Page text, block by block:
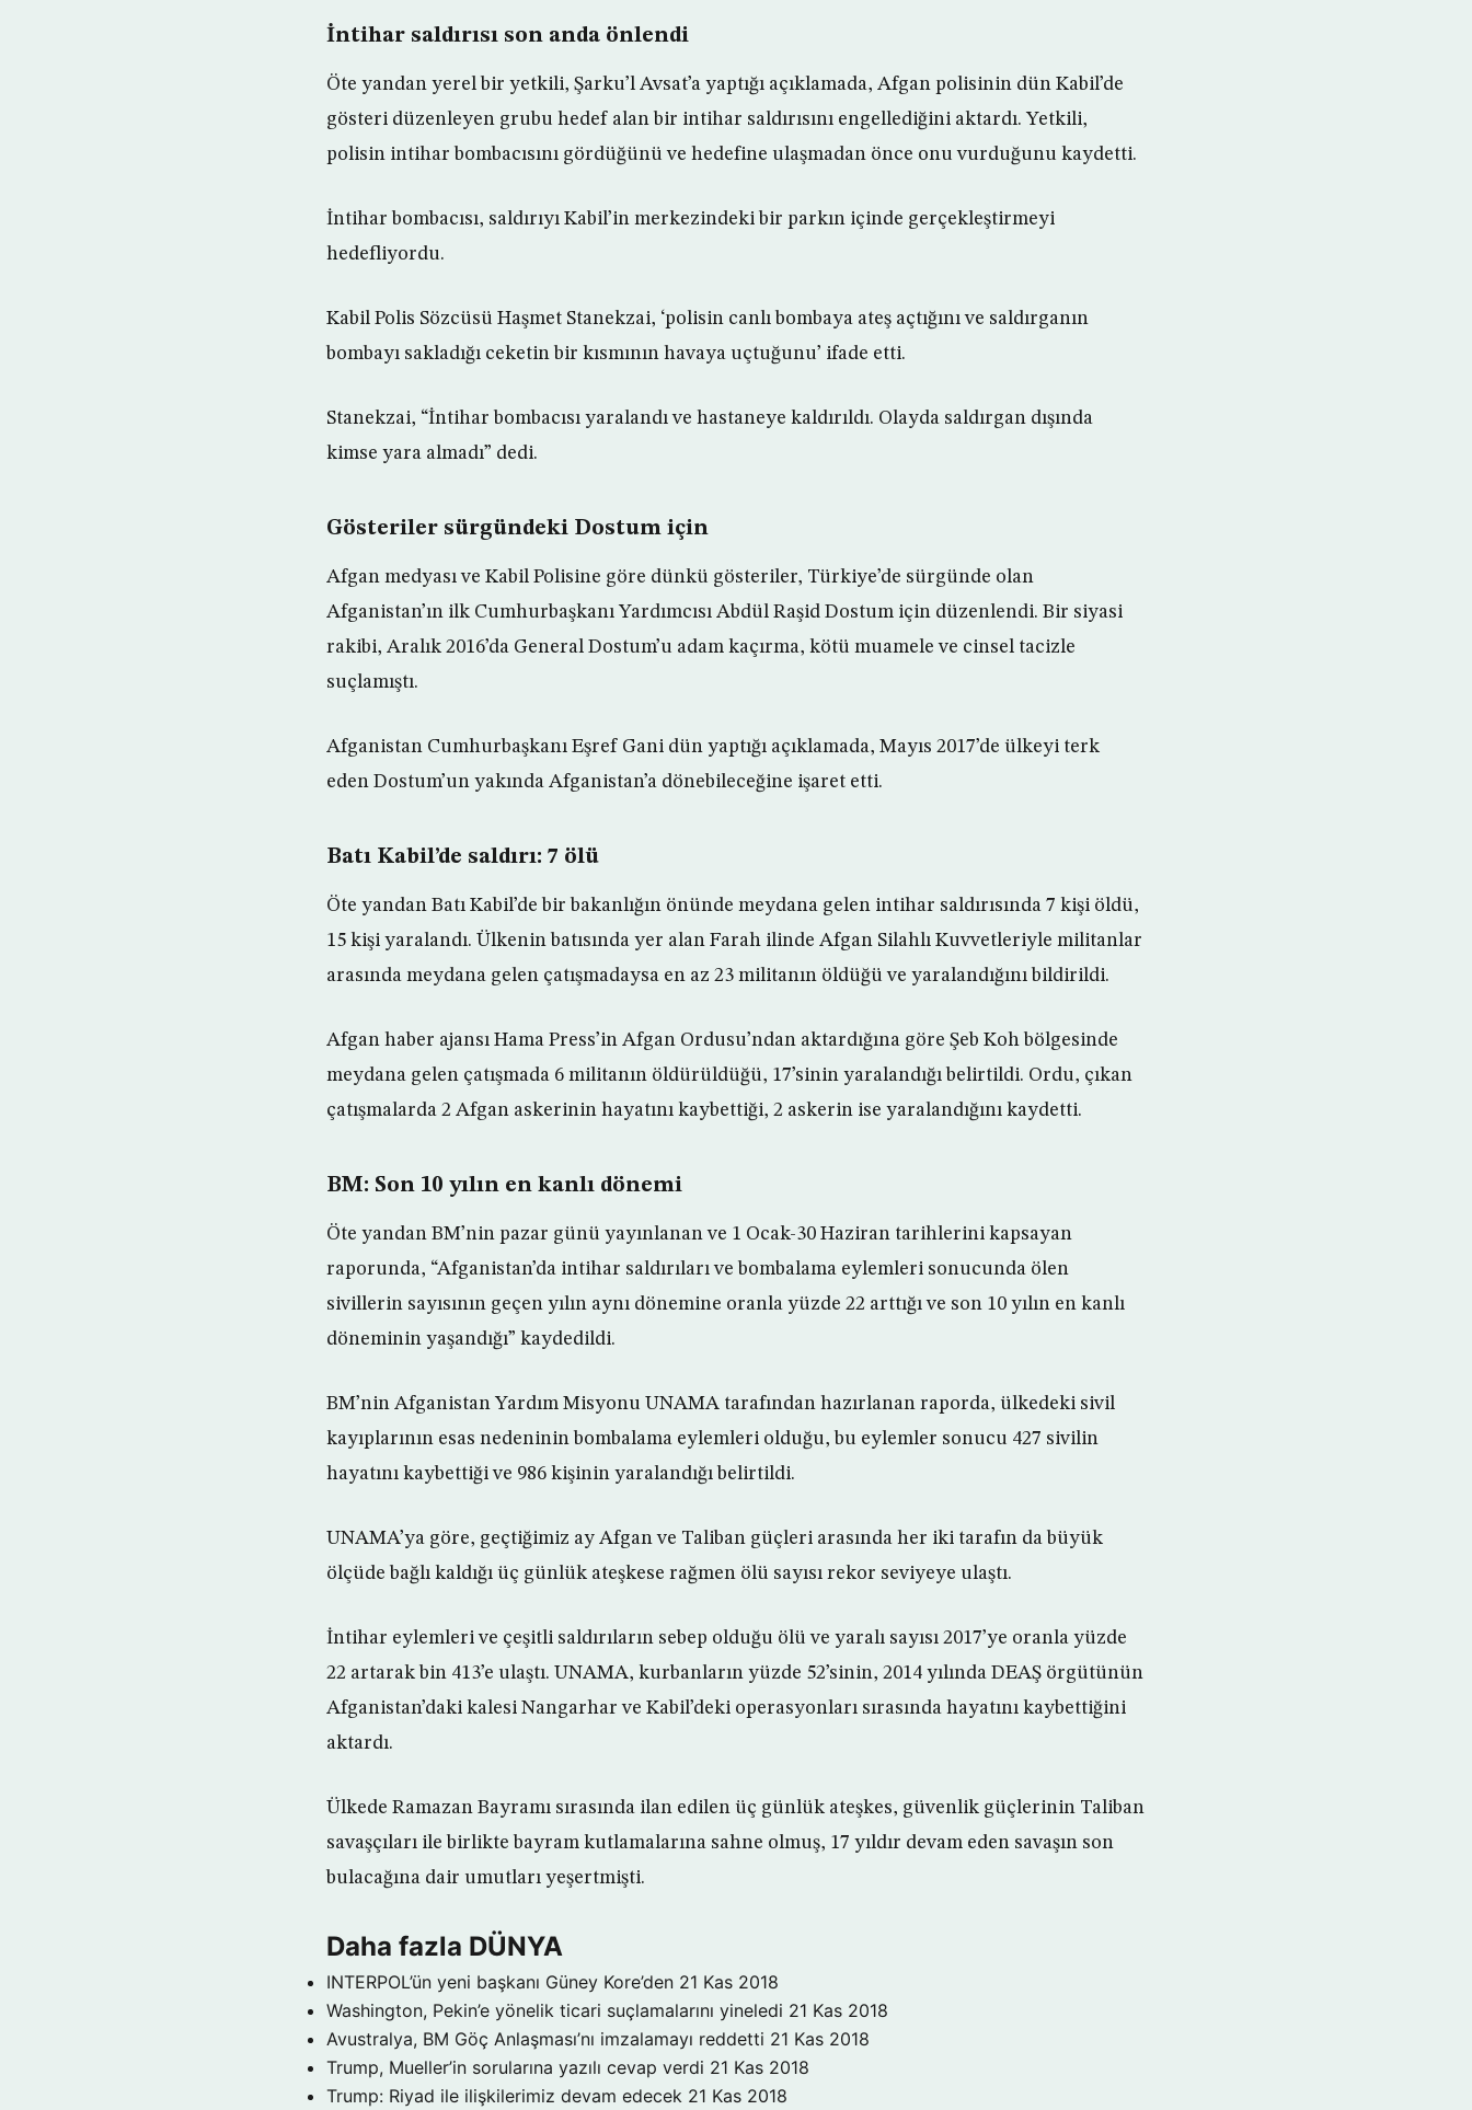
İntihar saldırısı son anda önlendi
Öte yandan yerel bir yetkili, Şarku’l Avsat’a yaptığı açıklamada, Afgan polisinin dün Kabil’de
gösteri düzenleyen grubu hedef alan bir intihar saldırısını engellediğini aktardı. Yetkili,
polisin intihar bombacısını gördüğünü ve hedefine ulaşmadan önce onu vurduğunu kaydetti.
İntihar bombacısı, saldırıyı Kabil’in merkezindeki bir parkın içinde gerçekleştirmeyi
hedefliyordu.
Kabil Polis Sözcüsü Haşmet Stanekzai, ‘polisin canlı bombaya ateş açtığını ve saldırganın
bombayı sakladığı ceketin bir kısmının havaya uçtuğunu’ ifade etti.
Stanekzai, “İntihar bombacısı yaralandı ve hastaneye kaldırıldı. Olayda saldırgan dışında
kimse yara almadı” dedi.
Gösteriler sürgündeki Dostum için
Afgan medyası ve Kabil Polisine göre dünkü gösteriler, Türkiye’de sürgünde olan
Afganistan’ın ilk Cumhurbaşkanı Yardımcısı Abdül Raşid Dostum için düzenlendi. Bir siyasi
rakibi, Aralık 2016’da General Dostum’u adam kaçırma, kötü muamele ve cinsel tacizle
suçlamıştı.
Afganistan Cumhurbaşkanı Eşref Gani dün yaptığı açıklamada, Mayıs 2017’de ülkeyi terk
eden Dostum’un yakında Afganistan’a dönebileceğine işaret etti.
Batı Kabil’de saldırı: 7 ölü
Öte yandan Batı Kabil’de bir bakanlığın önünde meydana gelen intihar saldırısında 7 kişi öldü,
15 kişi yaralandı. Ülkenin batısında yer alan Farah ilinde Afgan Silahlı Kuvvetleriyle militanlar
arasında meydana gelen çatışmadaysa en az 23 militanın öldüğü ve yaralandığını bildirildi.
Afgan haber ajansı Hama Press’in Afgan Ordusu’ndan aktardığına göre Şeb Koh bölgesinde
meydana gelen çatışmada 6 militanın öldürüldüğü, 17’sinin yaralandığı belirtildi. Ordu, çıkan
çatışmalarda 2 Afgan askerinin hayatını kaybettiği, 2 askerin ise yaralandığını kaydetti.
BM: Son 10 yılın en kanlı dönemi
Öte yandan BM’nin pazar günü yayınlanan ve 1 Ocak-30 Haziran tarihlerini kapsayan
raporunda, “Afganistan’da intihar saldırıları ve bombalama eylemleri sonucunda ölen
sivillerin sayısının geçen yılın aynı dönemine oranla yüzde 22 arttığı ve son 10 yılın en kanlı
döneminin yaşandığı” kaydedildi.
BM’nin Afganistan Yardım Misyonu UNAMA tarafından hazırlanan raporda, ülkedeki sivil
kayıplarının esas nedeninin bombalama eylemleri olduğu, bu eylemler sonucu 427 sivilin
hayatını kaybettiği ve 986 kişinin yaralandığı belirtildi.
UNAMA’ya göre, geçtiğimiz ay Afgan ve Taliban güçleri arasında her iki tarafın da büyük
ölçüde bağlı kaldığı üç günlük ateşkese rağmen ölü sayısı rekor seviyeye ulaştı.
İntihar eylemleri ve çeşitli saldırıların sebep olduğu ölü ve yaralı sayısı 2017’ye oranla yüzde
22 artarak bin 413’e ulaştı. UNAMA, kurbanların yüzde 52’sinin, 2014 yılında DEAŞ örgütünün
Afganistan’daki kalesi Nangarhar ve Kabil’deki operasyonları sırasında hayatını kaybettiğini
aktardı.
Ülkede Ramazan Bayramı sırasında ilan edilen üç günlük ateşkes, güvenlik güçlerinin Taliban
savaşçıları ile birlikte bayram kutlamalarına sahne olmuş, 17 yıldır devam eden savaşın son
bulacağına dair umutları yeşertmişti.
Daha fazla DÜNYA
INTERPOL’ün yeni başkanı Güney Kore’den 21 Kas 2018
Washington, Pekin’e yönelik ticari suçlamalarını yineledi 21 Kas 2018
Avustralya, BM Göç Anlaşması’nı imzalamayı reddetti 21 Kas 2018
Trump, Mueller’in sorularına yazılı cevap verdi 21 Kas 2018
Trump: Riyad ile ilişkilerimiz devam edecek 21 Kas 2018